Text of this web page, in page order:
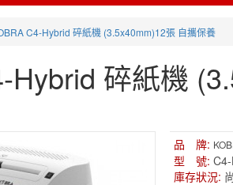
C4-Hybrid 碎紙機 (3.5x40mm)12張 自攜保養
Hybrid 碎紙機
品 牌:
型 號:
庫存狀況: